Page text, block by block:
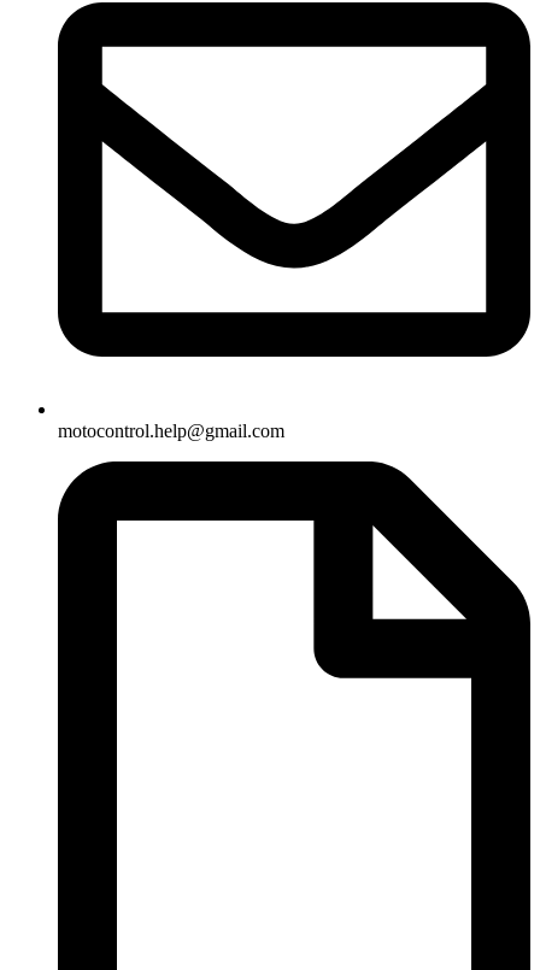
motocontrol.help@gmail.com